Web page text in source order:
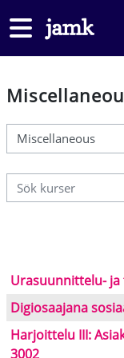
Sidopanel
Kurskategorier
Sök kurser
Urasuunnittelu- ja
Digiosaajana
Harjoittelu III:
3002